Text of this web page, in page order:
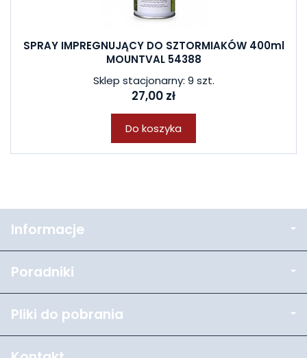
SPRAY IMPREGNUJĄCY DO SZTORMIAKÓW 400ml
MOUNTVAL 54388
Sklep stacjonarny: 9 szt.
27,00 zł
Do koszyka
Informacje
Poradniki
Pliki do pobrania